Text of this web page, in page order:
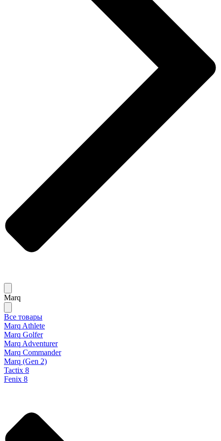
Marq
Все товары
Marq Athlete
Marq Golfer
Marq Adventurer
Marq Commander
Marq (Gen 2)
Tactix 8
Fenix 8